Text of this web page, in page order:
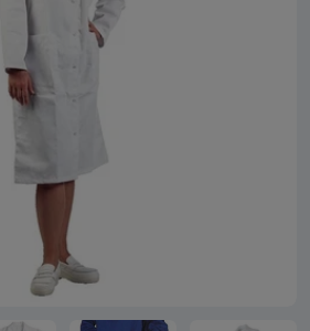
modal